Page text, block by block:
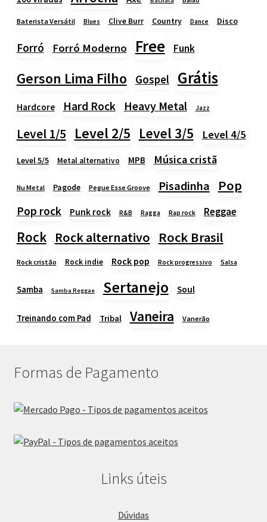
Baterista Versátil Blues Clive Burr Country Dance Disco
Forró Forró Moderno Free Funk
Gerson Lima Filho Gospel Grátis
Hardcore Hard Rock Heavy Metal Jazz
Level 1/5 Level 2/5 Level 3/5 Level 4/5
Level 5/5 Metal alternativo MPB Música cristã
Nu Metal Pagode Pegue Esse Groove Pisadinha Pop
Pop rock Punk rock R&B Ragga Rap rock Reggae
Rock Rock alternativo Rock Brasil
Rock cristão Rock indie Rock pop Rock progressivo Salsa
Samba Samba Reggae Sertanejo Soul
Treinando com Pad Tribal Vaneira Vanerão
Formas de Pagamento
Links úteis
Dúvidas